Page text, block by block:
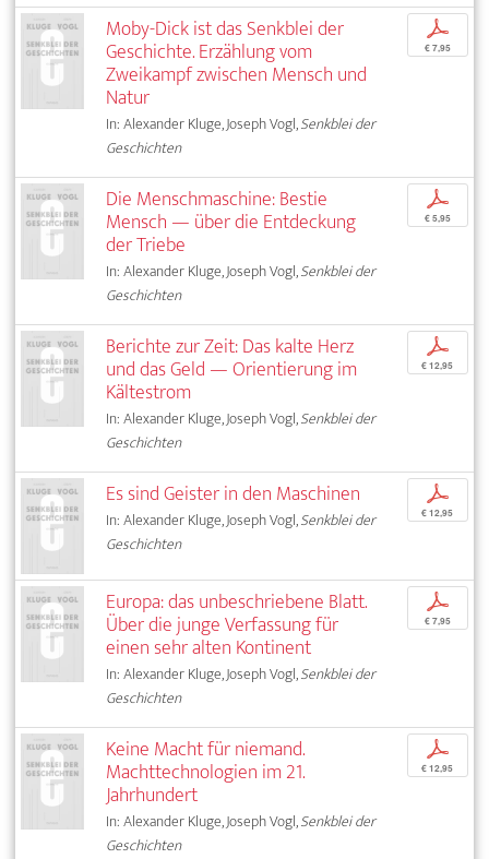
Moby-Dick ist das Senkblei der
Geschichte. Erzählung vom
Zweikampf zwischen Mensch und
Natur
In: Alexander Kluge, Joseph Vogl,Senkblei der
Geschichten
p
€ 7,95
Die Menschmaschine: Bestie
Mensch — über die Entdeckung
der Triebe
In: Alexander Kluge, Joseph Vogl,Senkblei der
Geschichten
p
€ 5,95
Berichte zur Zeit: Das kalte Herz
und das Geld — Orientierung im
Kältestrom
In: Alexander Kluge, Joseph Vogl,Senkblei der
Geschichten
p
€ 12,95
Es sind Geister in den Maschinen
In: Alexander Kluge, Joseph Vogl,Senkblei der
Geschichten
p
€ 12,95
Europa: das unbeschriebene Blatt.
Über die junge Verfassung für
einen sehr alten Kontinent
In: Alexander Kluge, Joseph Vogl,Senkblei der
Geschichten
p
€ 7,95
Keine Macht für niemand.
Machttechnologien im 21.
Jahrhundert
In: Alexander Kluge, Joseph Vogl,Senkblei der
Geschichten
p
€ 12,95